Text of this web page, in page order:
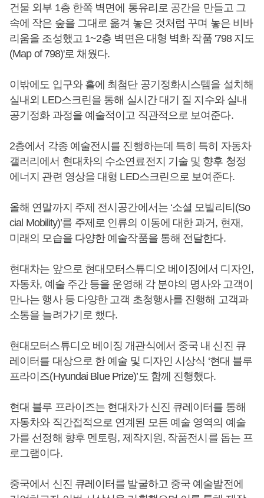
건물 외부 1층 한쪽 벽면에 통유리로 공간을 만들고 그
속에 작은 숲을 그대로 옮겨 놓은 것처럼 꾸며 놓은 비바
리움을 조성했고 1~2층 벽면은 대형 벽화 작품 '798 지도
(Map of 798)'로 채웠다.
이밖에도 입구와 홀에 최첨단 공기정화시스템을 설치해
실내외 LED스크린을 통해 실시간 대기 질 지수와 실내
공기정화 과정을 예술적이고 직관적으로 보여준다.
2층에서 각종 예술전시를 진행하는데 특히 특히 자동차
갤러리에서 현대차의 수소연료전지 기술 및 향후 청정
에너지 관련 영상을 대형 LED스크린으로 보여준다.
올해 연말까지 주제 전시공간에서는 ‘소셜 모빌리티(So
cial Mobility)’를 주제로 인류의 이동에 대한 과거, 현재,
미래의 모습을 다양한 예술작품을 통해 전달한다.
현대차는 앞으로 현대모터스튜디오 베이징에서 디자인,
자동차, 예술 주간 등을 운영해 각 분야의 명사와 고객이
만나는 행사 등 다양한 고객 초청행사를 진행해 고객과
소통을 늘려가기로 했다.
현대모터스튜디오 베이징 개관식에서 중국 내 신진 큐
레이터를 대상으로 한 예술 및 디자인 시상식 ‘현대 블루
프라이즈(Hyundai Blue Prize)’도 함께 진행했다.
현대 블루 프라이즈는 현대차가 신진 큐레이터를 통해
자동차와 직간접적으로 연계된 모든 예술 영역의 예술
가를 선정해 향후 멘토링, 제작지원, 작품전시를 돕는 프
로그램이다.
중국에서 신진 큐레이터를 발굴하고 중국 예술발전에